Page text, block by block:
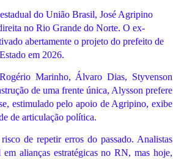
do União Brasil, José Agripino
no Rio Grande do Norte. O ex-
abertamente o projeto do prefeito de
em 2026.
Marinho, Álvaro Dias, Styvenson
de uma frente única, Alysson prefere
estimulado pelo apoio de Agripino, exibe
de articulação política.
de repetir erros do passado. Analistas
alianças estratégicas no RN, mas hoje,